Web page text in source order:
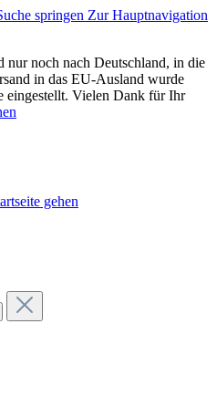
springen Zur Hauptnavigation
nur noch nach Deutschland, in die
in das EU-Ausland wurde
eingestellt. Vielen Dank für Ihr